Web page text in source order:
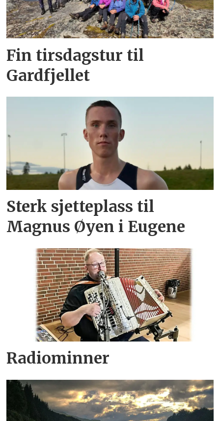
Fin tirsdagstur til
Gardfjellet
Sterk sjetteplass til
Magnus Øyen i Eugene
Radiominner